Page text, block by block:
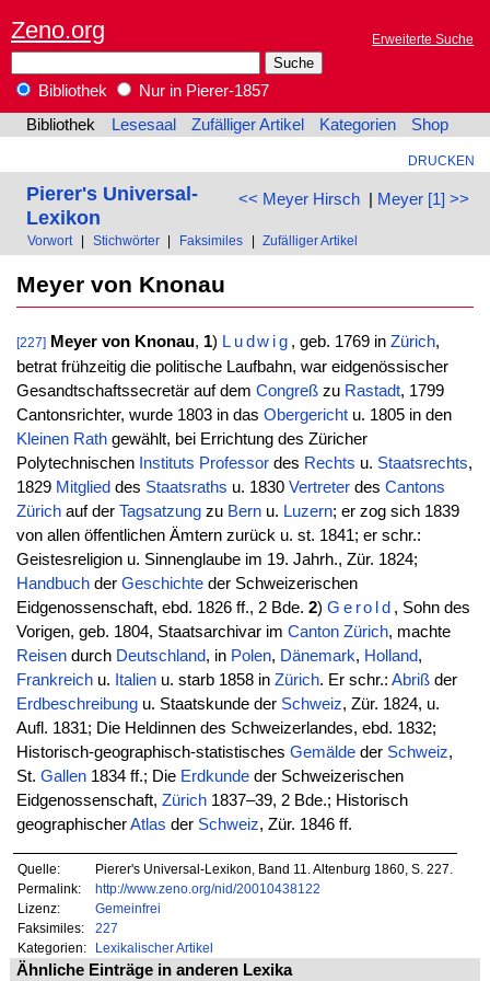
Zeno.org Erweiterte Suche
Bibliothek
Nur in Pierer-1857
Bibliothek
Lesesaal Zufälliger Artikel Kategorien Shop
DRUCKEN
<< Meyer Hirsch| Meyer [1] >>
Pierer's Universal-
Lexikon
Vorwort Stichwörter Faksimiles Zufälliger Artikel
Meyer von Knonau
[227] Meyer von Knonau, 1) Ludwig , geb. 1769 inZürich,
betrat frühzeitig die politische Laufbahn, war eidgenössischer
Gesandtschaftssecretär auf dem Congreßzu Rastadt, 1799
Cantonsrichter, wurde 1803 in das Obergerichtu. 1805 in den
Kleinen Rathgewählt, bei Errichtung des Züricher
Polytechnischen Instituts Professordes Rechts u. Staatsrechts,
1829 Mitglied des Staatsraths u. 1830 Vertreterdes Cantons
Zürichauf der Tagsatzungzu Bernu. Luzern; er zog sich 1839
von allen öffentlichen Ämtern zurück u. st. 1841; er schr.:
Geistesreligion u. Sinnenglaube im 19. Jahrh., Zür. 1824;
Handbuchder Geschichteder Schweizerischen
Eidgenossenschaft, ebd. 1826 ff., 2 Bde. 2) Gerold , Sohn des
Vorigen, geb. 1804, Staatsarchivar im Canton Zürich, machte
Reisendurch Deutschland, in Polen, Dänemark, Holland,
Frankreichu. Italienu. starb 1858 in Zürich. Er schr.: Abrißder
Erdbeschreibungu. Staatskunde der Schweiz, Zür. 1824, u.
Aufl. 1831; Die Heldinnen des Schweizerlandes, ebd. 1832;
Historisch-geographisch-statistisches Gemäldeder Schweiz,
St. Gallen1834 ff.; Die Erdkundeder Schweizerischen
Eidgenossenschaft, Zürich1837–39, 2 Bde.; Historisch
geographischerAtlas der Schweiz, Zür. 1846 ff.
Quelle:
Pierer's Universal-Lexikon, Band 11. Altenburg 1860, S. 227.
Permalink:
http://www.zeno.org/nid/20010438122
Lizenz:
Gemeinfrei
Faksimiles:
227
Kategorien:
Lexikalischer Artikel
Ähnliche Einträge in anderen Lexika